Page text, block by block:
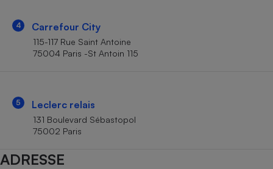
4 Carrefour City
115-117 Rue Saint Antoine
75004 Paris -St Antoin 115
5 Leclerc relais
131 Boulevard Sébastopol
75002 Paris
ADRESSE